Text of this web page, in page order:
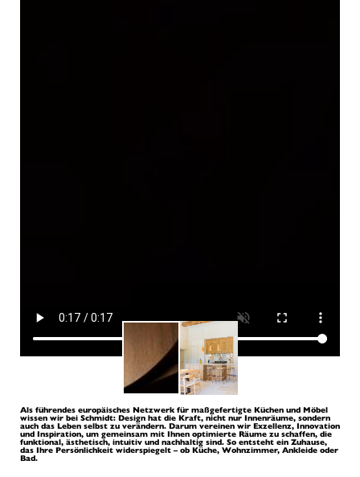
Als führendes europäisches Netzwerk für maßgefertigte Küchen und Möbel
wissen wir bei Schmidt: Design hat die Kraft, nicht nur Innenräume, sondern
auch das Leben selbst zu verändern. Darum vereinen wir Exzellenz, Innovation
und Inspiration, um gemeinsam mit Ihnen optimierte Räume zu schaffen, die
funktional, ästhetisch, intuitiv und nachhaltig sind. So entsteht ein Zuhause,
das Ihre Persönlichkeit widerspiegelt – ob Küche, Wohnzimmer, Ankleide oder
Bad.